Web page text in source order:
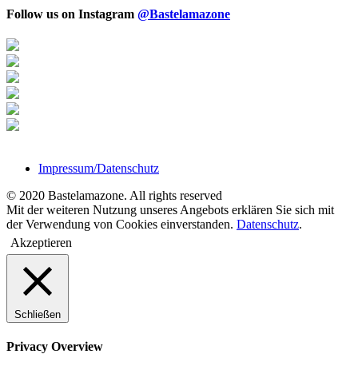
Follow us on Instagram @Bastelamazone
Impressum/Datenschutz
© 2020 Bastelamazone. All rights reserved
Mit der weiteren Nutzung unseres Angebots erklären Sie sich mit
der Verwendung von Cookies einverstanden. Datenschutz.
Akzeptieren
Schließen
Privacy Overview